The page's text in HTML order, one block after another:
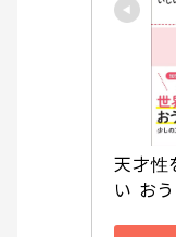
天才性
い お